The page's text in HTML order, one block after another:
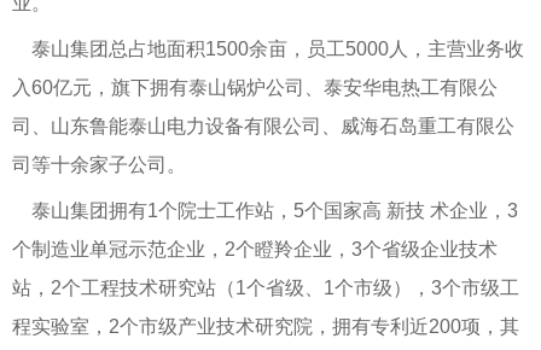
泰山集团总占地面积1500余亩，员工5000人，主营业务收
入60亿元，旗下拥有泰山锅炉公司、泰安华电热工有限公
司、山东鲁能泰山电力设备有限公司、威海石岛重工有限公
司等十余家子公司。
泰山集团拥有1个院士工作站，5个国家高 新技 术企业，3
个制造业单冠示范企业，2个瞪羚企业，3个省级企业技术
站，2个工程技术研究站（1个省级、1个市级），3个市级工
程实验室，2个市级产业技术研究院，拥有专利近200项，其